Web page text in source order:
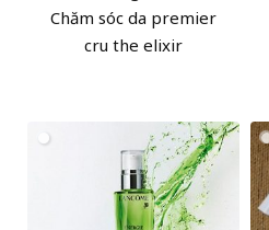
Chăm sóc da premier
cru the elixir